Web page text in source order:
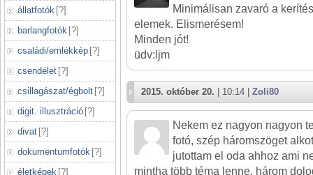
állatfotók [?]
barlangfotók [?]
családi/emlékkép [?]
csendélet [?]
csillagászat/égbolt [?]
digit. illusztráció [?]
divat [?]
dokumentumfotók [?]
életképek [?]
Minimálisan zavaró a
elemek. Elismerésem!
Minden jót!
üdv:ljm
2015. október 20. | 10:14 | Zoli80
Nekem ez nagyon nagyon
fotó, szép háromszöget
jutottam el oda ahhoz ami
mintha több téma lenne, három